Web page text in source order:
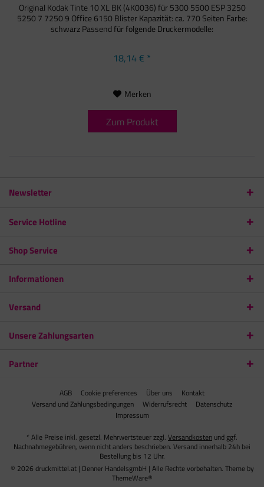
Original Kodak Tinte 10 XL BK (4K0036) für 5300 5500 ESP 3250
5250 7 7250 9 Office 6150 Blister Kapazität: ca. 770 Seiten Farbe:
schwarz Passend für folgende Druckermodelle:
18,14 € *
Merken
Zum Produkt
Newsletter
Service Hotline
Shop Service
Informationen
Versand
Unsere Zahlungsarten
Partner
AGB Cookie preferences Über uns
Kontakt
Versand und Zahlungsbedingungen
Widerrufsrecht
Datenschutz
Impressum
* Alle Preise inkl. gesetzl. Mehrwertsteuer zzgl. Versandkosten und ggf.
Nachnahmegebühren, wenn nicht anders beschrieben. Versand innerhalb 24h bei
Bestellung bis 12 Uhr.
© 2026 druckmittel.at | Denner HandelsgmbH | Alle Rechte vorbehalten. Theme by
ThemeWare®